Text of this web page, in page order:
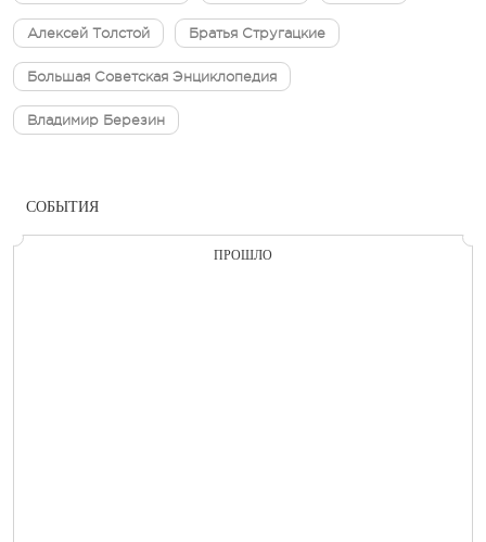
Алексей Толстой Братья Стругацкие
Большая Cоветская Энциклопедия
Владимир Березин
СОБЫТИЯ
ПРОШЛО